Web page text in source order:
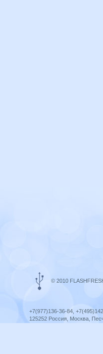
© 2010
+7(977)136-36-84,
125252 Россия, Москва,